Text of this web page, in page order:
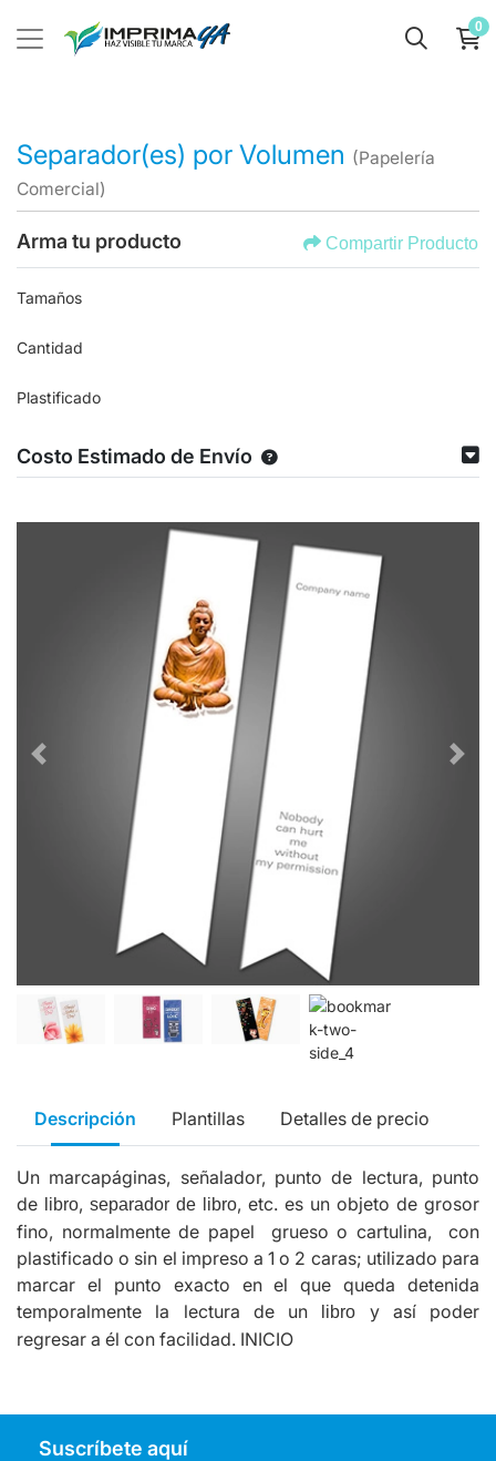
0
Separador(es) por Volumen (Papelería
Comercial)
Arma tu producto Compartir Producto
Tamaños
Cantidad
Plastificado
Costo Estimado de Envío
Descripción Plantillas Detalles de precio
Un marcapáginas, señalador, punto de lectura, punto
de
libro, separador de libro, etc. es un objeto de grosor
fino, normalmente de papel grueso o cartulina, con
plastificado o sin el impreso a 1 o 2 caras; utilizado para
marcar el punto exacto en el que queda detenida
temporalmente la lectura de un
libro
y así poder
regresar a él con facilidad. INICIO
Suscríbete aquí